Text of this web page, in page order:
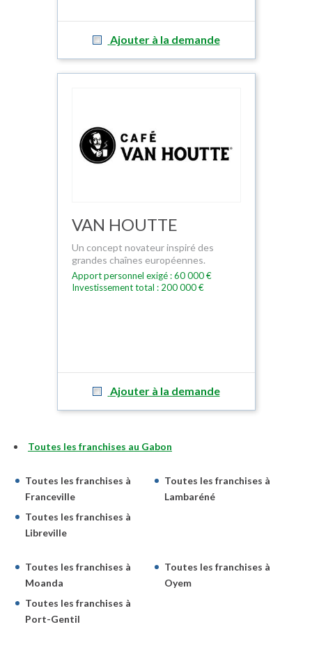
Ajouter à la demande
VAN HOUTTE
Un concept novateur inspiré des
grandes chaînes européennes.
Apport personnel exigé : 60 000 €
Investissement total : 200 000 €
Ajouter à la demande
Toutes les franchises au Gabon
Toutes les franchises à
Franceville
Toutes les franchises à
Lambaréné
Toutes les franchises à
Libreville
Toutes les franchises à
Moanda
Toutes les franchises à
Oyem
Toutes les franchises à
Port-Gentil